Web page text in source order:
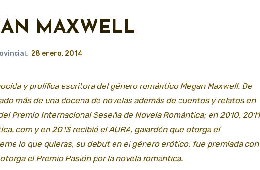
MAXWELL
28 enero, 2014
más de una docena de novelas además de cuentos y relatos en
Premio Internacional Seseña de Novela Romántica; en 2010, 2011
com y en 2013 recibió elAURA, galardón que otorga el
lo que quieras, su debut en el género erótico, fue premiada con
el Premio Pasión por la novela romántica.